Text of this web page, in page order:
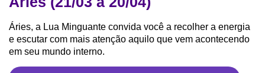
Áries, a Lua Minguante convida você a recolher a energia
e escutar com mais atenção aquilo que vem acontecendo
em seu mundo interno.